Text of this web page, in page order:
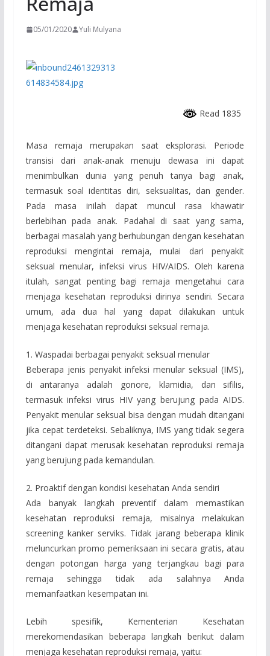
05/01/2020 Yuli Mulyana
Read 1835
Masa remaja merupakan saat eksplorasi. Periode
transisi dari anak-anak menuju dewasa ini dapat
menimbulkan dunia yang penuh tanya bagi anak,
termasuk soal identitas diri, seksualitas, dan gender.
Pada masa inilah dapat muncul rasa khawatir
berlebihan pada anak. Padahal di saat yang sama,
berbagai masalah yang berhubungan dengan kesehatan
reproduksi mengintai remaja, mulai dari penyakit
seksual menular, infeksi virus HIV/AIDS. Oleh karena
itulah, sangat penting bagi remaja mengetahui cara
menjaga kesehatan reproduksi dirinya sendiri. Secara
umum, ada dua hal yang dapat dilakukan untuk
menjaga kesehatan reproduksi seksual remaja.
1. Waspadai berbagai penyakit seksual menular
Beberapa jenis penyakit infeksi menular seksual (IMS),
di antaranya adalah gonore, klamidia, dan sifilis,
termasuk infeksi virus HIV yang berujung pada AIDS.
Penyakit menular seksual bisa dengan mudah ditangani
jika cepat terdeteksi. Sebaliknya, IMS yang tidak segera
ditangani dapat merusak kesehatan reproduksi remaja
yang berujung pada kemandulan.
2. Proaktif dengan kondisi kesehatan Anda sendiri
Ada banyak langkah preventif dalam memastikan
kesehatan reproduksi remaja, misalnya melakukan
screening kanker serviks. Tidak jarang beberapa klinik
meluncurkan promo pemeriksaan ini secara gratis, atau
dengan potongan harga yang terjangkau bagi para
remaja sehingga tidak ada salahnya Anda
memanfaatkan kesempatan ini.
Lebih spesifik, Kementerian Kesehatan
merekomendasikan beberapa langkah berikut dalam
menjaga kesehatan reproduksi remaja, yaitu: